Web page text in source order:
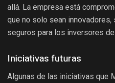
allá. La empresa está
que no solo sean
seguros para los inversores
Iniciativas futuras
Algunas de las iniciativas que